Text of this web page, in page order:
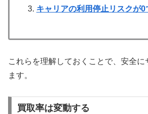
キャリアの利用停止リスクが0
これらを理解しておくことで、安全に
ます。
買取率は変動する